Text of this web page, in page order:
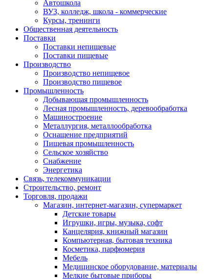
Автошкола
ВУЗ, колледж, школа - коммерческие
Курсы, тренинги
Общественная деятельность
Поставки
Поставки непищевые
Поставки пищевые
Производство
Производство непищевое
Производство пищевое
Промышленность
Добывающая промышленность
Лесная промышленность, деревообработка
Машиностроение
Металлургия, металлообработка
Оснащение предприятий
Пищевая промышленность
Сельское хозяйство
Снабжение
Энергетика
Связь, телекоммуникации
Строительство, ремонт
Торговля, продажи
Магазин, интернет-магазин, супермаркет
Детские товары
Игрушки, игры, музыка, софт
Канцелярия, книжный магазин
Компьютерная, бытовая техника
Косметика, парфюмерия
Мебель
Медицинское оборудование, материалы
Мелкие бытовые приборы